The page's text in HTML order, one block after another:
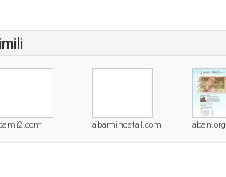
abamihostal.com aban.org